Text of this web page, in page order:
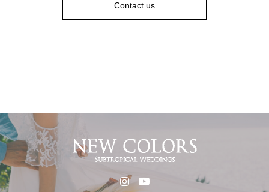
Contact us